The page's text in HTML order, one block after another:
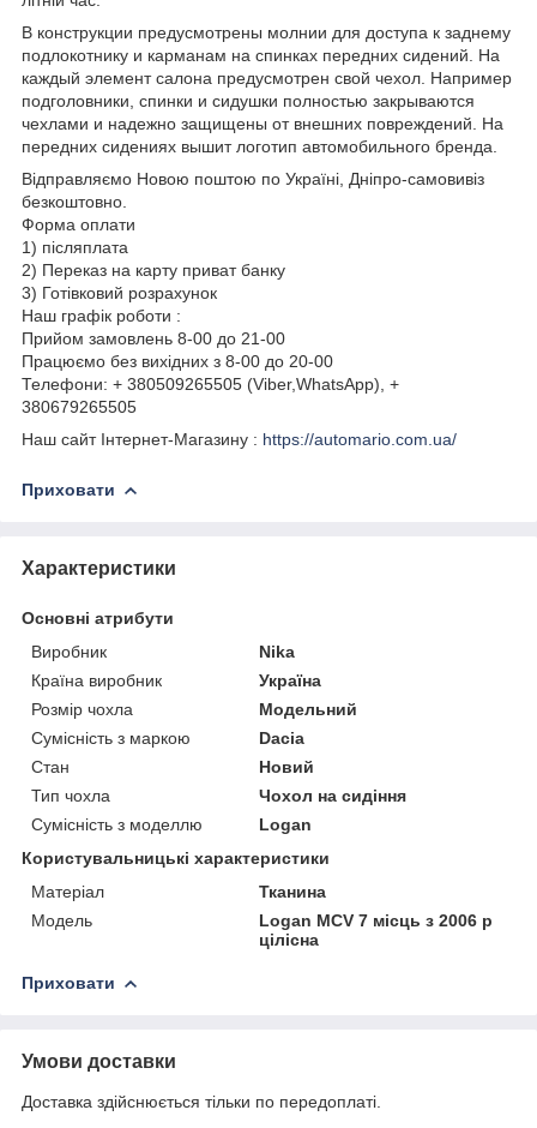
В конструкции предусмотрены молнии для доступа к заднему
подлокотнику и карманам на спинках передних сидений. На
каждый элемент салона предусмотрен свой чехол. Например
подголовники, спинки и сидушки полностью закрываются
чехлами и надежно защищены от внешних повреждений. На
передних сидениях вышит логотип автомобильного бренда.
Відправляємо Новою поштою по Україні, Дніпро-самовивіз
безкоштовно.
Форма оплати
1) післяплата
2) Переказ на карту приват банку
3) Готівковий розрахунок
Наш графік роботи :
Прийом замовлень 8-00 до 21-00
Працюємо без вихідних з 8-00 до 20-00
Телефони: + 380509265505 (Viber,WhatsApp), +
380679265505
Наш сайт Інтернет-Магазину : https://automario.com.ua/
Приховати
Характеристики
Основні атрибути
Виробник
Nika
Країна виробник
Україна
Розмір чохла
Модельний
Сумісність з маркою
Dacia
Стан
Новий
Тип чохла
Чохол на сидіння
Сумісність з моделлю
Logan
Користувальницькі характеристики
Матеріал
Тканина
Модель
Logan MCV 7 місць з 2006 р
цілісна
Приховати
Умови доставки
Доставка здійснюється тільки по передоплаті.